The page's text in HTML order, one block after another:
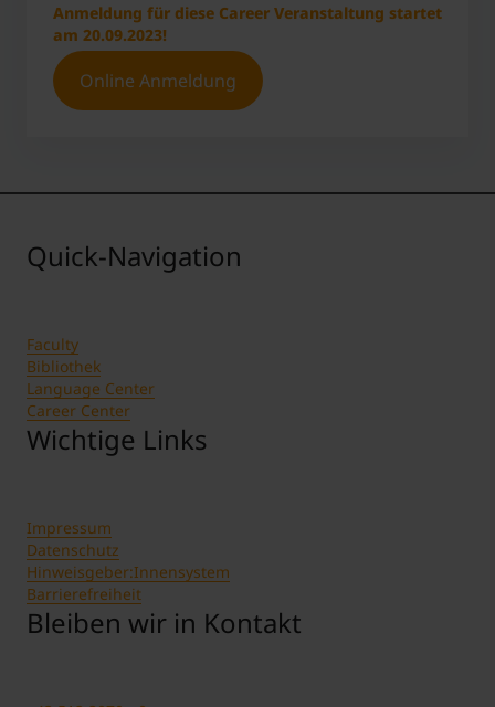
Anmeldung für diese Career Veranstaltung startet
am 20.09.2023!
Online Anmeldung
Quick-Navigation
Faculty
Bibliothek
Language Center
Career Center
Wichtige Links
Impressum
Datenschutz
Hinweisgeber:Innensystem
Barrierefreiheit
Bleiben wir in Kontakt